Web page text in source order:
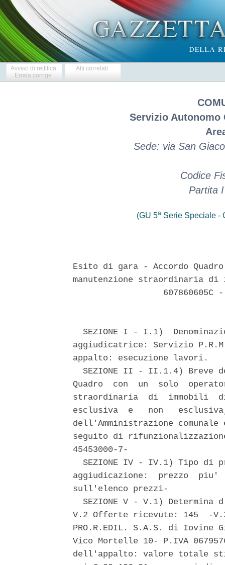
Avviso di rettifica
Errata corrige
Atti correlati
Servizio Autonomo
Sede: via San
Codice
Partita
(GU 5a Serie Speciale -
Esito di gara - Accordo
manutenzione straordinaria
607860605C
SEZIONE I - I.1)
aggiudicatrice: Servizio P.R.M.
appalto: esecuzione lavori.
SEZIONE II - II.1.4) Breve
Quadro  con  un  solo
straordinaria  di  immobili
esclusiva  e   non
dell'Amministrazione
seguito di
45453000-7-
SEZIONE IV - IV.1) Tipo di
aggiudicazione:  prezzo  piu'
sull'elenco prezzi-
SEZIONE V - V.1) Determina
V.2 Offerte ricevute: 145  -
PRO.R.EDIL. S.A.S. di Iovine
Vico Mortelle 10- P.IVA
dell'appalto: valore totale